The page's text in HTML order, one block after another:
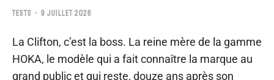
TESTS 9 JUILLET 2026
La Clifton, c’est la boss. La reine mère de la gamme
HOKA, le modèle qui a fait connaître la marque au
grand public et qui reste, douze ans après son